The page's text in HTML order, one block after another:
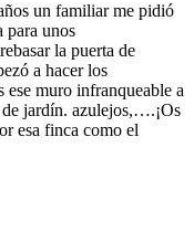
un familiar me pidió
para unos
la puerta de
a hacer los
muro infranqueable a
de jardín. azulejos,….¡Os
esa finca como el